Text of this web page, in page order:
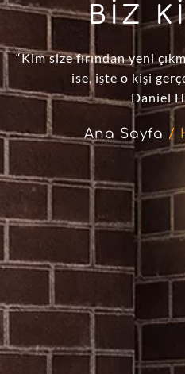
BIZ
“Kim size fırından yeni
ise, işte o kişi
Daniel
Ana Sayfa /